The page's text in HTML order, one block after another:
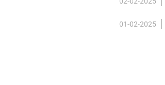
01-02-2025